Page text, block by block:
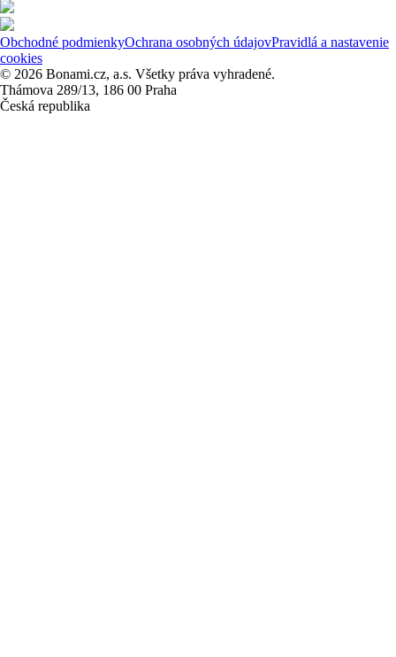
Obchodné podmienkyOchrana osobných údajovPravidlá a nastavenie
cookies
© 2026 Bonami.cz, a.s. Všetky práva vyhradené.
Thámova 289/13, 186 00 Praha
Česká republika